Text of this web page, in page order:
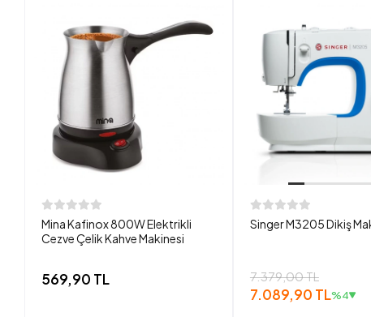
Mina Kafinox 800W Elektrikli
Cezve Çelik Kahve Makinesi
569,90 TL
Singer M3205 Dikiş
7.379,00 TL
7.089,90 TL%4